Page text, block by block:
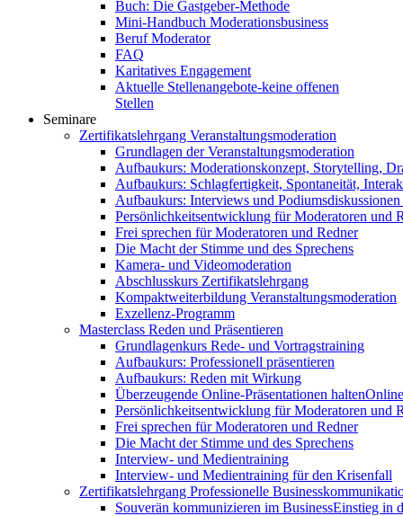
Buch: Die Gastgeber-Methode
Mini-Handbuch Moderationsbusiness
Beruf Moderator
FAQ
Karitatives Engagement
Aktuelle Stellenangebote-keine offenen
Stellen
Seminare
Zertifikatslehrgang Veranstaltungsmoderation
Grundlagen der Veranstaltungsmoderation
Aufbaukurs: Moderationskonzept, Storytelling,
Aufbaukurs: Schlagfertigkeit, Spontaneität,
Aufbaukurs: Interviews und
Persönlichkeitsentwicklung für Moderatoren und
Frei sprechen für Moderatoren und Redner
Die Macht der Stimme und des Sprechens
Kamera- und Videomoderation
Abschlusskurs Zertifikatslehrgang
Kompaktweiterbildung Veranstaltungsmoderation
Exzellenz-Programm
Masterclass Reden und Präsentieren
Grundlagenkurs Rede- und Vortragstraining
Aufbaukurs: Professionell präsentieren
Aufbaukurs: Reden mit Wirkung
Überzeugende Online-Präsentationen halten
Persönlichkeitsentwicklung für Moderatoren und
Frei sprechen für Moderatoren und Redner
Die Macht der Stimme und des Sprechens
Interview- und Medientraining
Interview- und Medientraining für den Krisenfall
Zertifikatslehrgang Professionelle
Souverän kommunizieren im BusinessEinstieg in